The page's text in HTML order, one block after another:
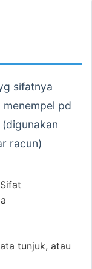
sifatnya
pd
racun)
tunjuk, atau